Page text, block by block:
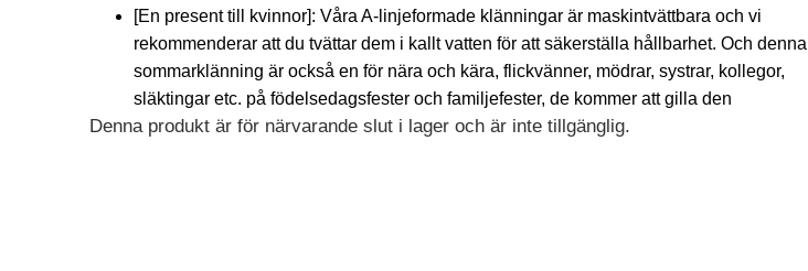
[En present till kvinnor]: Våra A-linjeformade klänningar är maskintvättbara och vi
rekommenderar att du tvättar dem i kallt vatten för att säkerställa hållbarhet. Och denna
sommarklänning är också en för nära och kära, flickvänner, mödrar, systrar, kollegor,
släktingar etc. på födelsedagsfester och familjefester, de kommer att gilla den
Denna produkt är för närvarande slut i lager och är inte tillgänglig.